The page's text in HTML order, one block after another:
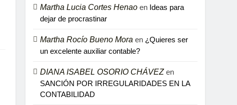
Martha Lucia Cortes Henao en Ideas para
dejar de procrastinar
Martha Rocío Bueno Mora en ¿Quieres ser
un excelente auxiliar contable?
DIANA ISABEL OSORIO CHÁVEZen
SANCIÓN POR IRREGULARIDADES EN LA
CONTABILIDAD